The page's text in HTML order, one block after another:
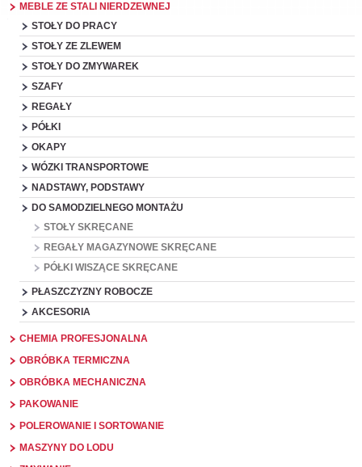
MEBLE ZE STALI NIERDZEWNEJ
STOŁY DO PRACY
STOŁY ZE ZLEWEM
STOŁY DO ZMYWAREK
SZAFY
REGAŁY
PÓŁKI
OKAPY
WÓZKI TRANSPORTOWE
NADSTAWY, PODSTAWY
DO SAMODZIELNEGO MONTAŻU
STOŁY SKRĘCANE
REGAŁY MAGAZYNOWE SKRĘCANE
PÓŁKI WISZĄCE SKRĘCANE
PŁASZCZYZNY ROBOCZE
AKCESORIA
CHEMIA PROFESJONALNA
OBRÓBKA TERMICZNA
OBRÓBKA MECHANICZNA
PAKOWANIE
POLEROWANIE I SORTOWANIE
MASZYNY DO LODU